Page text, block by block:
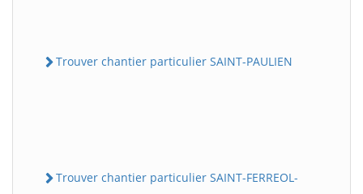
Trouver chantier particulier SAINT-PAULIEN
Trouver chantier particulier SAINT-FERREOL-